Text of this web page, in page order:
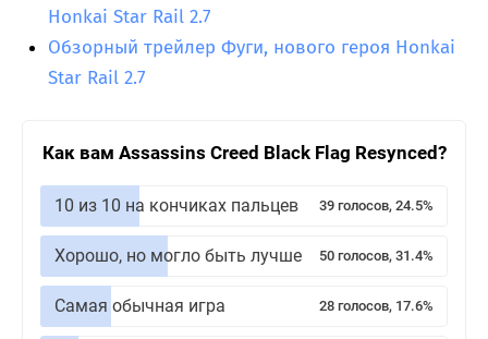
Honkai Star Rail 2.7
Обзорный трейлер Фуги, нового героя Honkai
Star Rail 2.7
Как вам Assassins Creed Black Flag Resynced?
10 из 10 на кончиках пальцев 39 голосов, 24.5%
Хорошо, но могло быть лучше 50 голосов, 31.4%
Самая обычная игра 28 голосов, 17.6%